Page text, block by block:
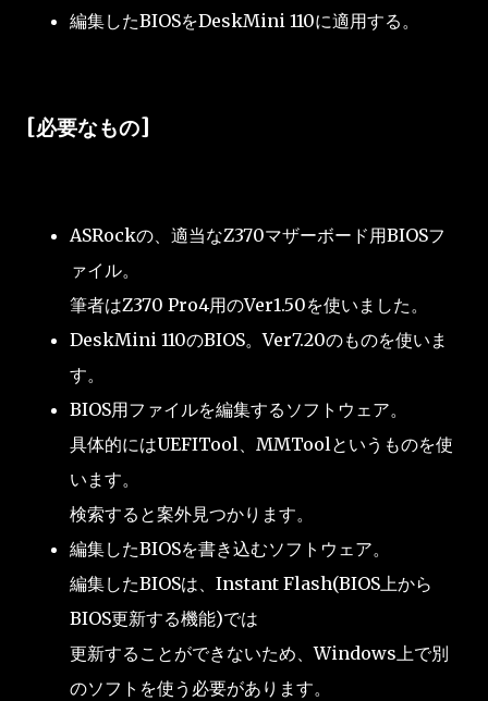
編集したBIOSをDeskMini 110に適用する。
[必要なもの]
ASRockの、適当なZ370マザーボード用BIOSフ
ァイル。
筆者はZ370 Pro4用のVer1.50を使いました。
DeskMini 110のBIOS。Ver7.20のものを使いま
す。
BIOS用ファイルを編集するソフトウェア。
具体的にはUEFITool、MMToolというものを使
います。
検索すると案外見つかります。
編集したBIOSを書き込むソフトウェア。
編集したBIOSは、Instant Flash(BIOS上から
BIOS更新する機能)では
更新することができないため、Windows上で別
のソフトを使う必要があります。